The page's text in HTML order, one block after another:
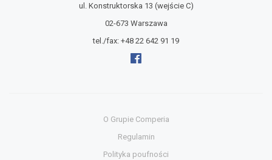
ul. Konstruktorska 13 (wejście C)
02-673 Warszawa
tel./fax: +48 22 642 91 19
O Grupie Comperia
Regulamin
Polityka poufności